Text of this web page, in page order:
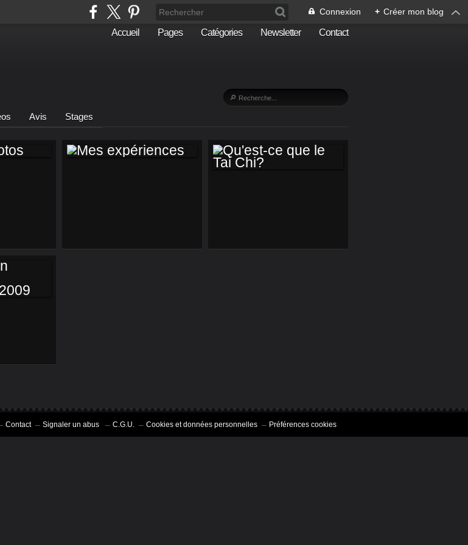
Connexion + Créer mon blog
Accueil Pages Catégories Newsletter Contact
Avis Stages
2009
Contact Signaler un abus C.G.U. Cookies et données personnelles Préférences cookies